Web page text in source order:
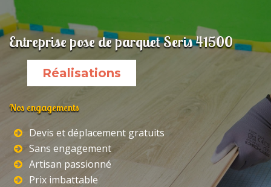
Entreprise pose de parquet Seris 41500
Réalisations
Nos engagements
Devis et déplacement gratuits
Sans engagement
Artisan passionné
Prix imbattable